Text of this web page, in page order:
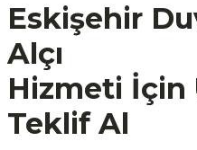
Eskişehir
Alçı
Hizmeti İçin
Teklif Al